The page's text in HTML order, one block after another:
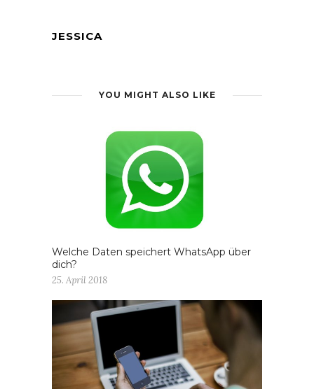
JESSICA
YOU MIGHT ALSO LIKE
Welche Daten speichert WhatsApp über
dich?
25. April 2018